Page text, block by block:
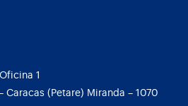
1
Caracas (Petare) Miranda – 1070